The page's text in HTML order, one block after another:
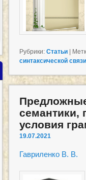
Рубрики: Статьи
синтаксической связи
семантики,
условия
19.07.2021
Гавриленко В. В.